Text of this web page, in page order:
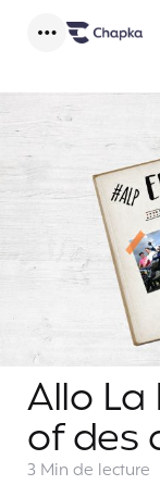
Allo La
of des
3 Min de lecture